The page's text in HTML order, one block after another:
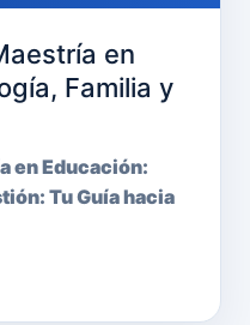
en
Familia y
en Educación:
Tu Guía hacia